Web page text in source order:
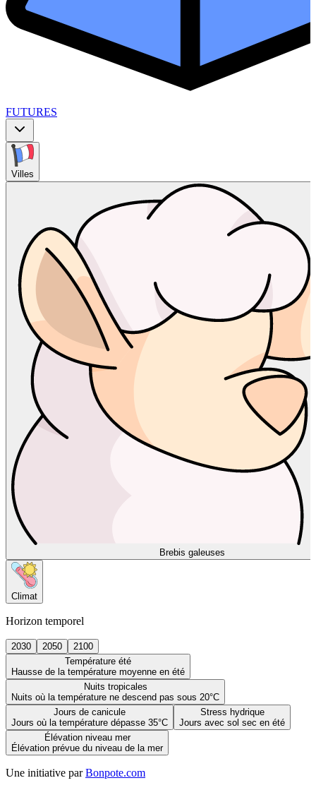
FUTURES
Villes
Brebis galeuses
Climat
Horizon temporel
2030 2050
2100
Température été
Hausse de la température moyenne en été
Nuits tropicales
Nuits où la température ne descend pas sous 20°C
Jours de canicule
Jours où la température dépasse 35°C
Stress hydrique
Jours avec sol sec en été
Élévation niveau mer
Élévation prévue du niveau de la mer
Une initiative par Bonpote.com